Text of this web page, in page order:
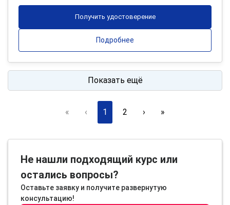
Получить удостоверение
Подробнее
Показать ещё
« ‹ 1 2 › »
Не нашли подходящий курс или
остались вопросы?
Оставьте заявку и получите развернутую
консультацию!